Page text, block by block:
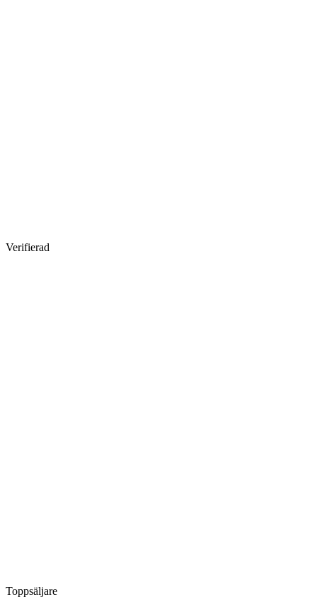
Verifierad
Toppsäljare